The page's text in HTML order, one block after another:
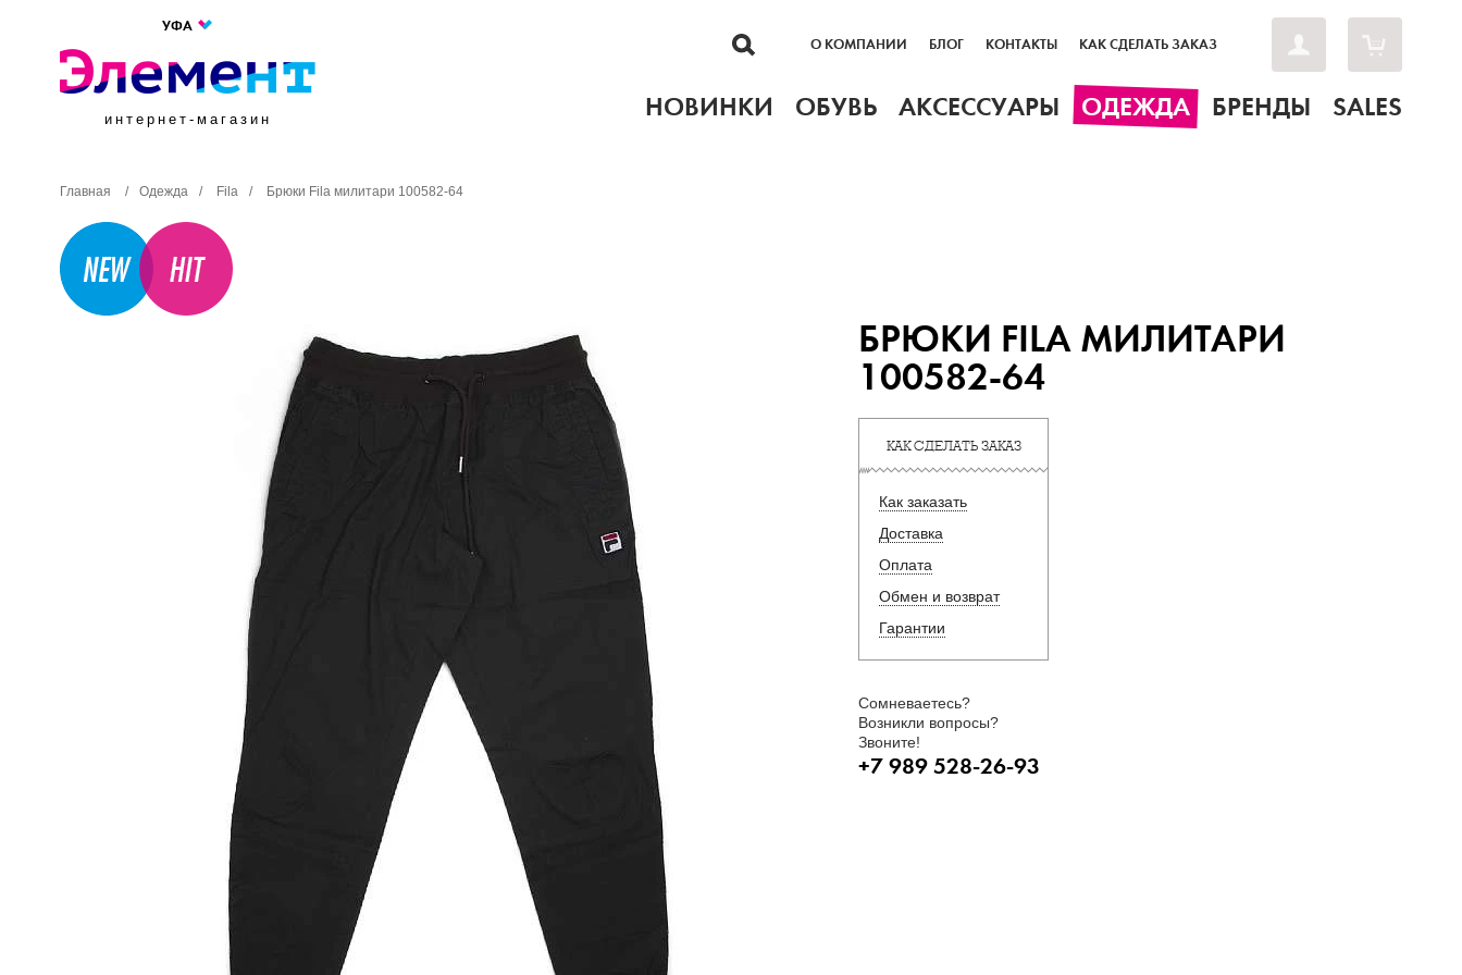
УФА
интернет-магазин
О КОМПАНИИ БЛОГ КОНТАКТЫ КАК СДЕЛАТЬ ЗАКАЗ
НОВИНКИ ОБУВЬ АКСЕССУАРЫ ОДЕЖДА БРЕНДЫ SALES
Главная / Одежда / Fila / Брюки Fila милитари 100582-64
БРЮКИ FILA МИЛИТАРИ
100582-64
КАК СДЕЛАТЬ ЗАКАЗ
Как заказать
Доставка
Оплата
Обмен и возврат
Гарантии
Сомневаетесь?
Возникли вопросы?
Звоните!
+7 989 528-26-93